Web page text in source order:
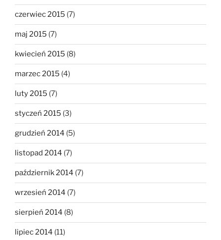
czerwiec 2015 (7)
maj 2015 (7)
kwiecień 2015 (8)
marzec 2015 (4)
luty 2015 (7)
styczeń 2015 (3)
grudzień 2014 (5)
listopad 2014 (7)
październik 2014 (7)
wrzesień 2014 (7)
sierpień 2014 (8)
lipiec 2014 (11)